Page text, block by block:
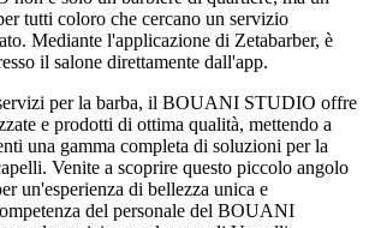
tutti coloro che cercano un servizio
Mediante l'applicazione di Zetabarber, è
il salone direttamente dall'app.
per la barba, il BOUANI STUDIO offre
e prodotti di ottima qualità, mettendo a
una gamma completa di soluzioni per la
Venite a scoprire questo piccolo angolo
un'esperienza di bellezza unica e
del personale del BOUANI